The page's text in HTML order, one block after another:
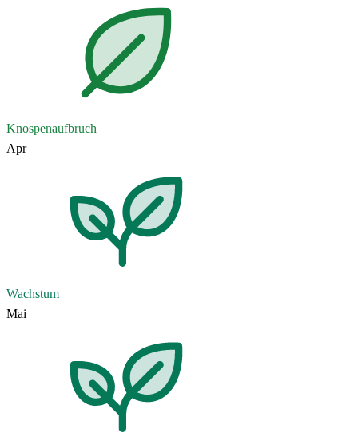
Knospenaufbruch
Apr
Wachstum
Mai